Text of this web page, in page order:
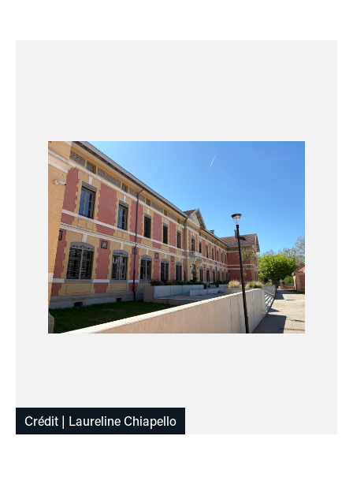
Crédit | Laureline Chiapello